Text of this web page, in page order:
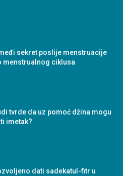
sekret poslije menstruacije
menstrualnog ciklusa
tvrde da uz pomoć džina mogu
imetak?
dati sadekatul-fitr u